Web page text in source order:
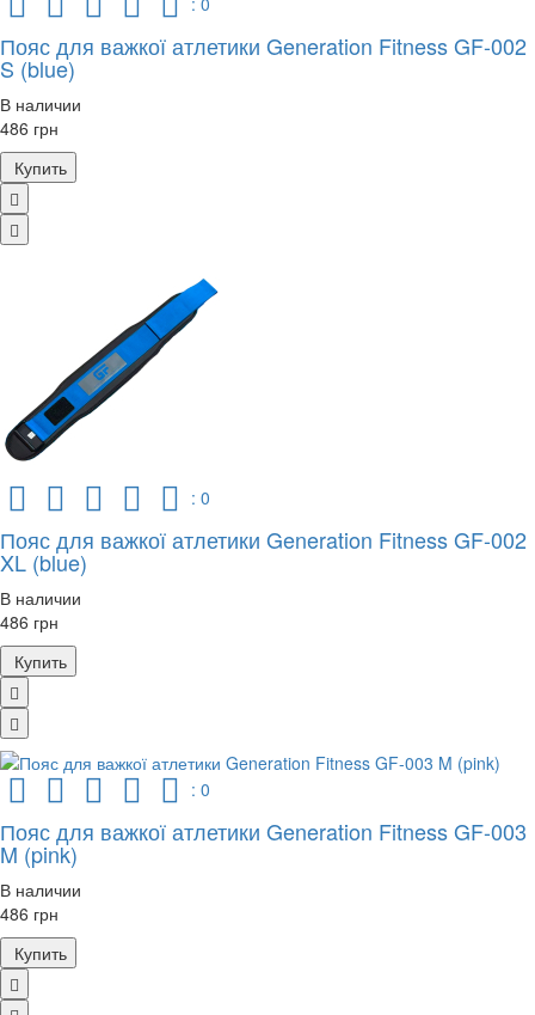
Пояс для важкої атлетики Generation Fitness GF-002
S (blue)
В наличии
486 грн
Купить
: 0
Пояс для важкої атлетики Generation Fitness GF-002
XL (blue)
В наличии
486 грн
Купить
: 0
Пояс для важкої атлетики Generation Fitness GF-003
M (pink)
В наличии
486 грн
Купить